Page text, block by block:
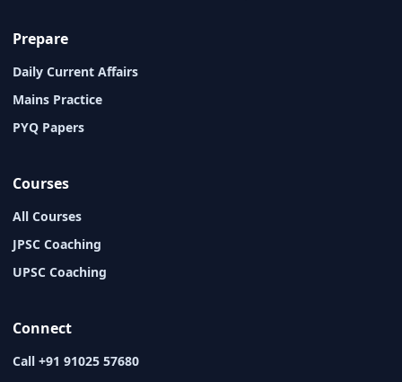
Prepare
Daily Current Affairs
Mains Practice
PYQ Papers
Courses
All Courses
JPSC Coaching
UPSC Coaching
Connect
Call +91 91025 57680